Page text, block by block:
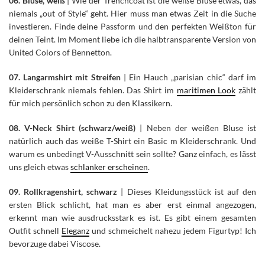
niemals „out of Style“ geht. Hier muss man etwas Zeit in die Suche
investieren. Finde deine Passform und den perfekten Weißton für
deinen Teint. Im Moment liebe ich die halbtransparente Version von
United Colors of Bennetton.
07. Langarmshirt mit Streifen| Ein Hauch „parisian chic“ darf im
Kleiderschrank niemals fehlen. Das Shirt im maritimen Look zählt
für mich persönlich schon zu den Klassikern.
08. V-Neck Shirt (schwarz/weiß) | Neben der weißen Bluse ist
natürlich auch das weiße T-Shirt ein Basic m Kleiderschrank. Und
warum es unbedingt V-Ausschnitt sein sollte? Ganz einfach, es lässt
uns gleich etwasschlanker erscheinen.
09. Rollkragenshirt, schwarz | Dieses Kleidungsstück ist auf den
ersten Blick schlicht, hat man es aber erst einmal angezogen,
erkennt man wie ausdrucksstark es ist. Es gibt einem gesamten
Outfit schnell Eleganz und schmeichelt nahezu jedem Figurtyp! Ich
bevorzuge dabei Viscose.